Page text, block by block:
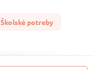
Školské potreby